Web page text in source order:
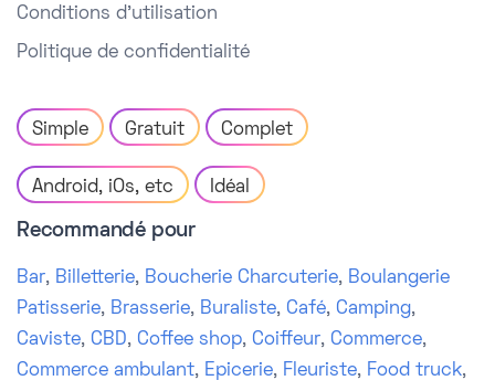
Conditions d'utilisation
Politique de confidentialité
Simple Gratuit Complet
Android, iOs, etc Idéal
Recommandé pour
Bar, Billetterie, Boucherie Charcuterie, Boulangerie
Patisserie, Brasserie, Buraliste, Café, Camping,
Caviste, CBD, Coffee shop, Coiffeur, Commerce,
Commerce ambulant, Epicerie, Fleuriste, Food truck,